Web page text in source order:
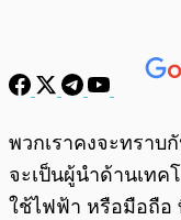
พวกเราคงจะทราบ
จะเป็นผู้นำด้านเทค
ใช้ไฟฟ้า หรือมือถือ